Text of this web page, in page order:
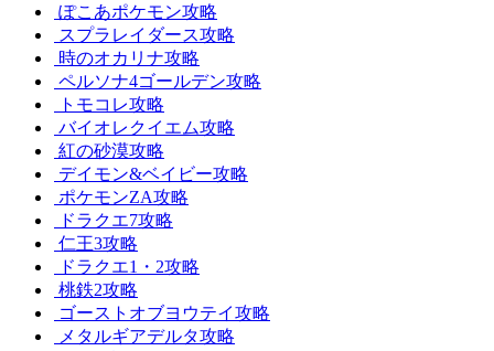
ぽこあポケモン攻略
スプラレイダース攻略
時のオカリナ攻略
ペルソナ4ゴールデン攻略
トモコレ攻略
バイオレクイエム攻略
紅の砂漠攻略
デイモン&ベイビー攻略
ポケモンZA攻略
ドラクエ7攻略
仁王3攻略
ドラクエ1・2攻略
桃鉄2攻略
ゴーストオブヨウテイ攻略
メタルギアデルタ攻略